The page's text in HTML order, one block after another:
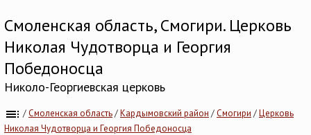
Смоленская область, Смогири. Церковь
Николая Чудотворца и Георгия
Победоносца
Николо-Георгиевская церковь
/Смоленская область/Кардымовский район /Смогири /Церковь
Николая Чудотворца и Георгия Победоносца